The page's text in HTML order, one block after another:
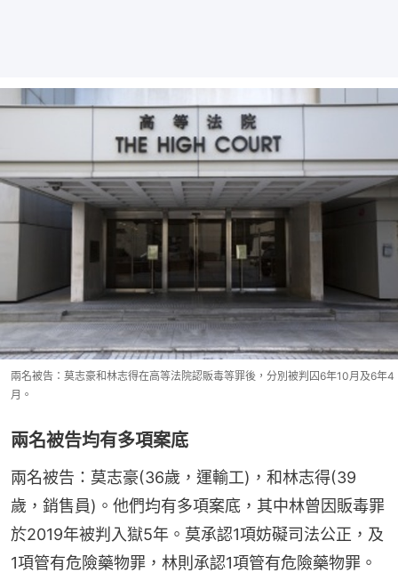
兩名被告：莫志豪和林志得在高等法院認販毒等罪後，分別被判囚6年10月及6年4
月。
兩名被告均有多項案底
兩名被告：莫志豪(36歲，運輸工)，和林志得(39
歲，銷售員)。他們均有多項案底，其中林曾因販毒罪
於2019年被判入獄5年。莫承認1項妨礙司法公正，及
1項管有危險藥物罪，林則承認1項管有危險藥物罪。